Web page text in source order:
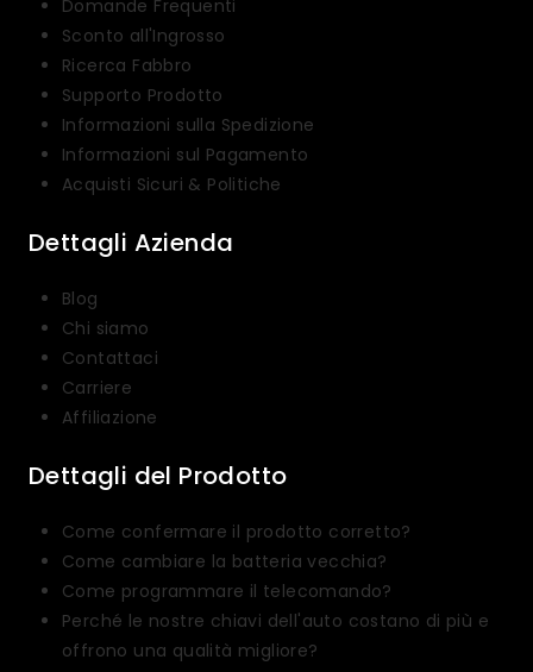
Domande Frequenti
Sconto all'Ingrosso
Ricerca Fabbro
Supporto Prodotto
Informazioni sulla Spedizione
Informazioni sul Pagamento
Acquisti Sicuri & Politiche
Dettagli Azienda
Blog
Chi siamo
Contattaci
Carriere
Affiliazione
Dettagli del Prodotto
Come confermare il prodotto corretto?
Come cambiare la batteria vecchia?
Come programmare il telecomando?
Perché le nostre chiavi dell'auto costano di più e
offrono una qualità migliore?